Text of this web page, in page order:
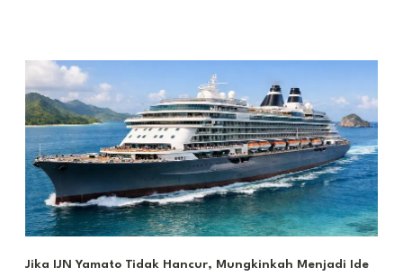
Jika IJN Yamato Tidak Hancur, Mungkinkah Menjadi Ide